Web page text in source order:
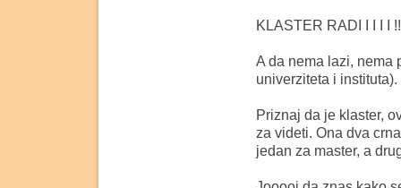
KLASTER RADI I I I I
A da nema lazi, nema
univerziteta i instituta).
Priznaj da je klaster,
za videti. Ona dva
jedan za master, a